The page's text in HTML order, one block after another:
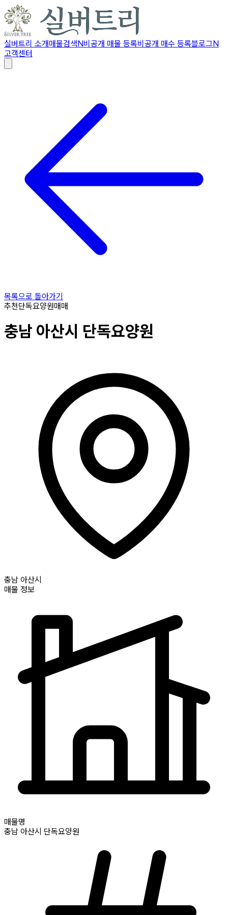
실버트리 소개매물검색N비공개 매물 등록비공개 매수 등록블로그N
고객센터
목록으로 돌아가기
추천단독요양원매매
충남 아산시 단독요양원
충남 아산시
매물 정보
매물명
충남 아산시 단독요양원